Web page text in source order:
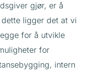
gjør, er å
ligger det at vi
for å utvikle
for
intern